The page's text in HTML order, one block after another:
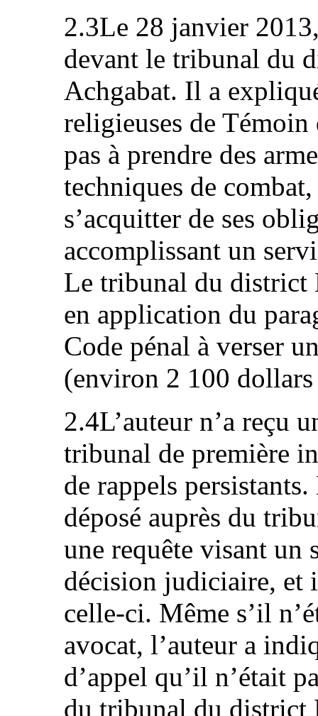
2.3Le 28 janvier
devant le tribunal du
Achgabat. Il a
religieuses de Témoin
pas à prendre des
techniques de
s’acquitter de ses
accomplissant un
Le tribunal du district
en application du
Code pénal à verser
(environ 2 100
2.4L’auteur n’a reçu
tribunal de première
de rappels
déposé auprès du
une requête visant un
décision judiciaire, et
celle-ci. Même s’il
avocat, l’auteur a
d’appel qu’il n’était
du tribunal du district